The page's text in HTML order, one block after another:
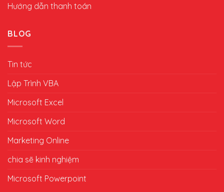
Hướng dẫn thanh toán
BLOG
Tin tức
Lập Trình VBA
Microsoft Excel
Microsoft Word
Marketing Online
chia sẽ kinh nghiệm
Microsoft Powerpoint